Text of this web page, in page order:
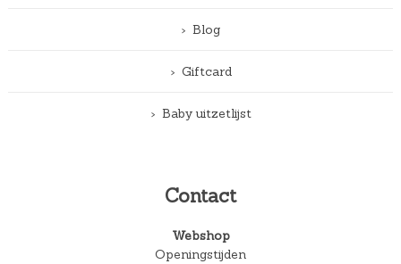
Blog
Giftcard
Baby uitzetlijst
Contact
Webshop
Openingstijden